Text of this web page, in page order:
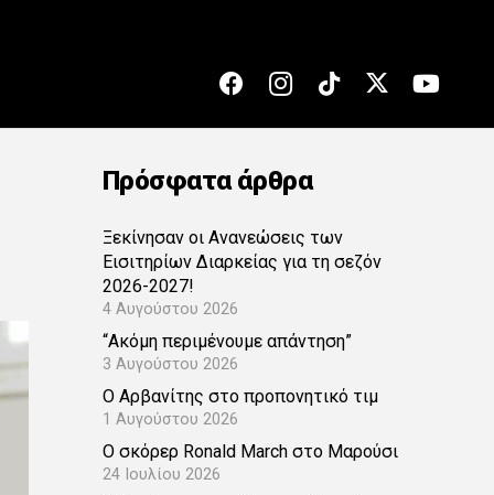
Πρόσφατα άρθρα
Ξεκίνησαν οι Ανανεώσεις των
Εισιτηρίων Διαρκείας για τη σεζόν
2026-2027!
4 Αυγούστου 2026
“Ακόμη περιμένουμε απάντηση”
3 Αυγούστου 2026
Ο Αρβανίτης στο προπονητικό τιμ
1 Αυγούστου 2026
Ο σκόρερ Ronald March στο Μαρούσι
24 Ιουλίου 2026